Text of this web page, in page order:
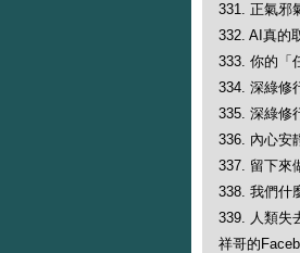
331. 正氣邪
332. AI真的
333. 你的「
334. 深綠修
335. 深綠修
336. 內心安
337. 留下來
338. 我們什
339. 人類失
祥哥的